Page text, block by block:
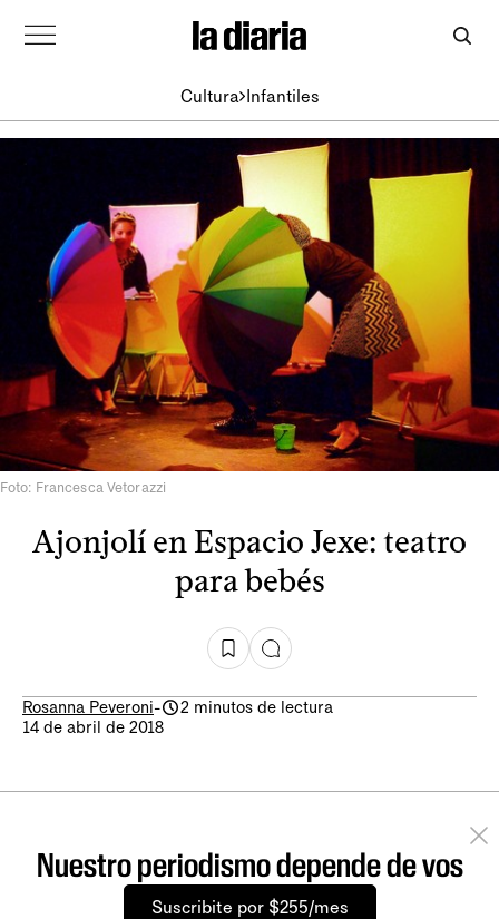
Cultura Infantiles
Foto: Francesca Vetorazzi
Ajonjolí en Espacio Jexe: teatro
para bebés
Rosanna Peveroni-
2 minutos de lectura
14 de abril de 2018
Nuestro periodismo depende de vos
Suscribite por $255/mes